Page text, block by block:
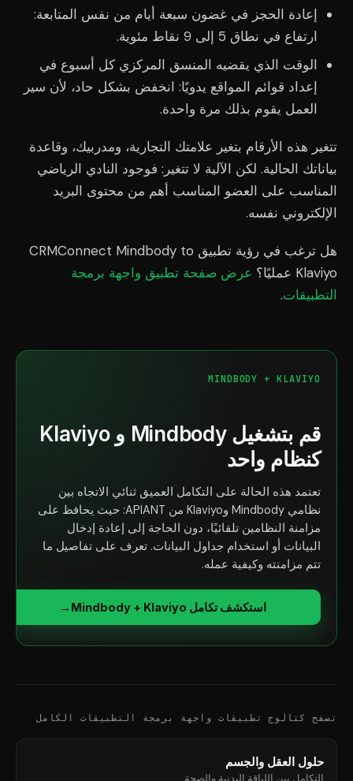
إعادة الحجز في غضون سبعة أيام من نفس المتابعة:
ارتفاع في نطاق 5 إلى 9 نقاط مئوية.
الوقت الذي يقضيه المنسق المركزي كل أسبوع في
إعداد قوائم المواقع يدويًا: انخفض بشكل حاد، لأن سير
العمل يقوم بذلك مرة واحدة.
تتغير هذه الأرقام بتغير علامتك التجارية، ومدربيك، وقاعدة
بياناتك الحالية. لكن الآلية لا تتغير: فوجود النادي الرياضي
المناسب على العضو المناسب أهم من محتوى البريد
الإلكتروني نفسه.
هل ترغب في رؤية تطبيق CRMConnect Mindbody to
Klaviyo عمليًا؟
عرض صفحة تطبيق واجهة برمجة
التطبيقات.
MINDBODY + KLAVIYO
قم بتشغيل Mindbody و Klaviyo
كنظام واحد
تعتمد هذه الحالة على التكامل العميق ثنائي الاتجاه بين
نظامي Mindbody وKlaviyo من APIANT: حيث يحافظ على
مزامنة النظامين تلقائيًا، دون الحاجة إلى إعادة إدخال
البيانات أو استخدام جداول البيانات. تعرف على تفاصيل ما
تتم مزامنته وكيفية عمله.
استكشف تكامل Mindbody + Klaviyo →
تصفح كتالوج تطبيقات واجهة برمجة التطبيقات الكامل
حلول العقل والجسم
التكامل بين اللياقة البدنية والصحة